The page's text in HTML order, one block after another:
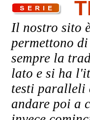
Il nostro sito
permettono
sempre la
lato e si ha
testi paralleli
andare poi a